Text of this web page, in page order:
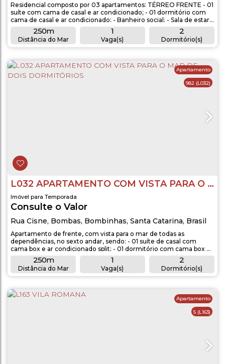
2
Dormitório(s)
2 1
1
Vaga(s)
250m
Distância do Mar
Residencial composto por 03 apartamentos: TÉRREO FRENTE - 01
suíte com cama de casal e ar condicionado; - 01 dormitório com
cama de casal e ar condicionado; - Banheiro social; - Sala de estar
com TV e ar condicionado ; - Cozinha completa com utensílios; -
Com máquina de lavar roupas; - Area exclusiva com
churrasqueira; - Aproximadamente 250 metros do mar.
OBSERVAÇÕES: -...
982 (L032)
Apartamento
L032 APARTAMENTO COM VISTA PARA O MAR DE DOIS DORMITÓRIOS
Consulte o Valor
Imóvel para Temporada
Rua Cisne, Bombas, Bombinhas, Santa Catarina, Brasil
2
Dormitório(s)
2 1 1
1
Vaga(s)
250m
Distância do Mar
Apartamento de frente, com vista para o mar de todas as
dependências, no sexto andar, sendo: - 01 suíte de casal com
cama box e ar condicionado split; - 01 dormitório com cama box de
casal e ar condicionado split; - 01 Banheiro demi-suite/social, - Sala
com TV, sofá cama e ar condicionado split; - Cozinha completa
com utensílios e churrasqueira integrada; - Área de serviço com...
5 (L163)
Apartamento